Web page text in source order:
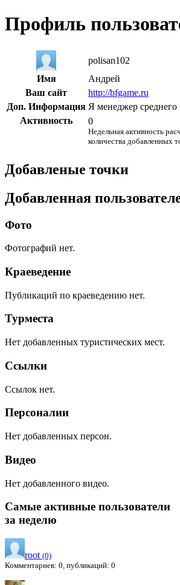
Профиль
polisan102
Имя
Андрей
Ваш сайт
http://bfgame.ru
Доп. Информация Я менеджер
Активность
0
Недельная активность
количества добавленных
Добавленые точки
Добавленная
Фото
Фотографий нет.
Краеведение
Публикаций по краеведению нет.
Турместа
Нет добавленных туристических мест.
Ссылки
Ссылок нет.
Персоналии
Нет добавленных персон.
Видео
Нет добавленного видео.
Самые активные пользователи
за неделю
root (0)
Комментариев: 0, публикаций: 0